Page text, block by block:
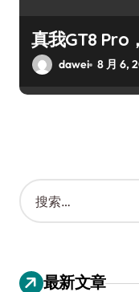
真我GT8 Pro
dawei 8 月 6,
搜
索
：
最新文章